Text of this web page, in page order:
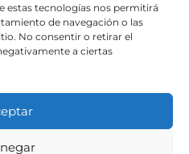
estas tecnologías nos permitirá
de navegación o las
No consentir o retirar el
a ciertas